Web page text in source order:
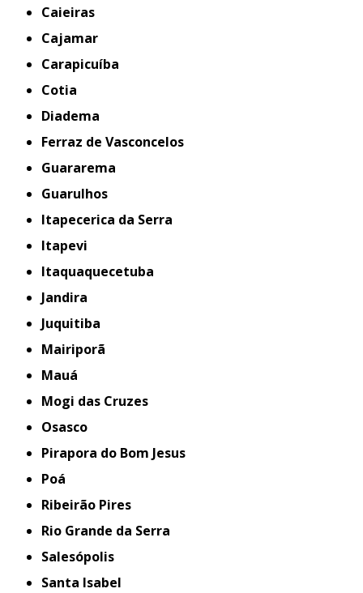
Caieiras
Cajamar
Carapicuíba
Cotia
Diadema
Ferraz de Vasconcelos
Guararema
Guarulhos
Itapecerica da Serra
Itapevi
Itaquaquecetuba
Jandira
Juquitiba
Mairiporã
Mauá
Mogi das Cruzes
Osasco
Pirapora do Bom Jesus
Poá
Ribeirão Pires
Rio Grande da Serra
Salesópolis
Santa Isabel